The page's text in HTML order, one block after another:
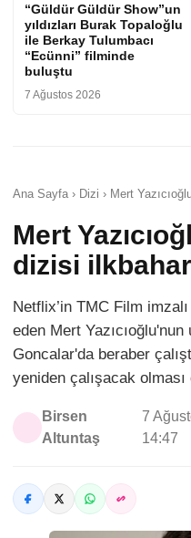
“Güldür Güldür Show”un
yıldızları Burak Topaloğlu
ile Berkay Tulumbacı
“Ecünni” filminde
buluştu
7 Ağustos 2026
Ana Sayfa › Dizi › Mert
Mert
dizisi
Netflix’in TMC Film
eden Mert
Goncalar'da beraber
yeniden çalışacak
Birsen
Altuntaş
7
14:47